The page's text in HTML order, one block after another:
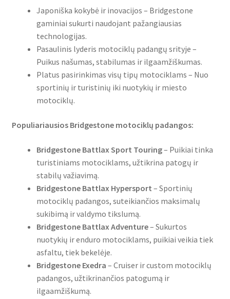
Michelin
Mitas
Pirelli
Shinko
Japoniška kokybė ir inovacijos – Bridgestone
gaminiai sukurti naudojant pažangiausias
technologijas.
Pasaulinis lyderis motociklų padangų srityje –
Puikus našumas, stabilumas ir ilgaamžiškumas.
Platus pasirinkimas visų tipų motociklams – Nuo
sportinių ir turistinių iki nuotykių ir miesto
motociklų.
Populiariausios Bridgestone motociklų padangos:
Bridgestone Battlax Sport Touring– Puikiai tinka
turistiniams motociklams, užtikrina patogų ir
stabilų važiavimą.
Bridgestone Battlax Hypersport – Sportinių
motociklų padangos, suteikiančios maksimalų
sukibimą ir valdymo tikslumą.
Bridgestone Battlax Adventure– Sukurtos
nuotykių ir enduro motociklams, puikiai veikia tiek
asfaltu, tiek bekelėje.
Bridgestone Exedra – Cruiser ir custom motociklų
padangos, užtikrinančios patogumą ir
ilgaamžiškumą.